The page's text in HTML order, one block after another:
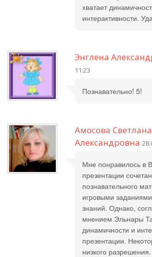
хватает
интерактивности.
Энглена
11:23
Познавательно! 5!
Амосова Светлана
Александровна
Мне понравилось в
презентации
познавательного
игровыми
знаний. Однако,
мнением Эльнары
динамичности и
презентации.
низкого